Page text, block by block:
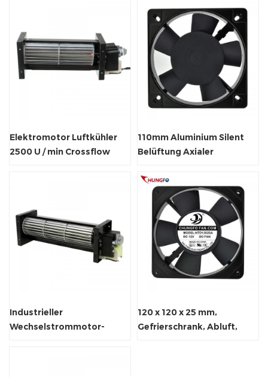
Elektromotor Luftkühler
2500 U / min Crossflow
110mm Aluminium Silent
Belüftung Axialer
Industrieller
Wechselstrommotor-
120 x 120 x 25 mm,
Gefrierschrank, Abluft,